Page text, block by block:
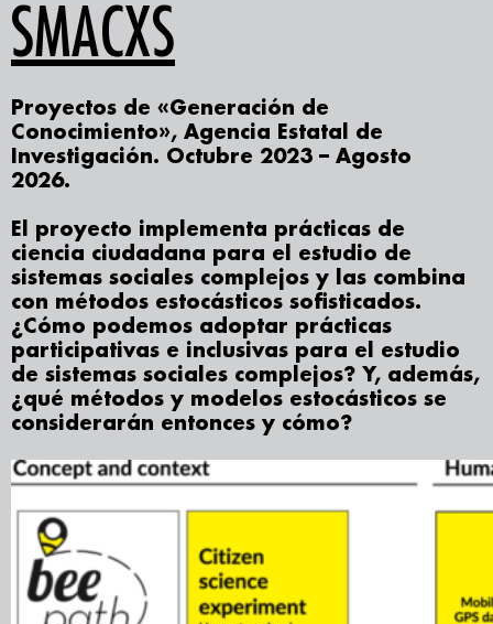
SMACXS
Proyectos de «Generación de
Conocimiento», Agencia Estatal de
Investigación. Octubre 2023 – Agosto
2026.
El proyecto implementa prácticas de
ciencia ciudadana para el estudio de
sistemas sociales complejos y las combina
con métodos estocásticos sofisticados.
¿Cómo podemos adoptar prácticas
participativas e inclusivas para el estudio
de sistemas sociales complejos? Y, además,
¿qué métodos y modelos estocásticos se
considerarán entonces y cómo?